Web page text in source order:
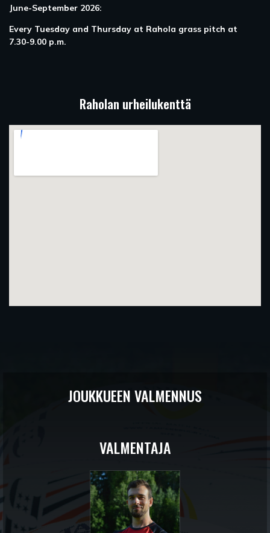
June-September 2026:
Every Tuesday and Thursday at Rahola grass pitch at
7.30-9.00 p.m.
Raholan urheilukenttä
JOUKKUEEN VALMENNUS
VALMENTAJA